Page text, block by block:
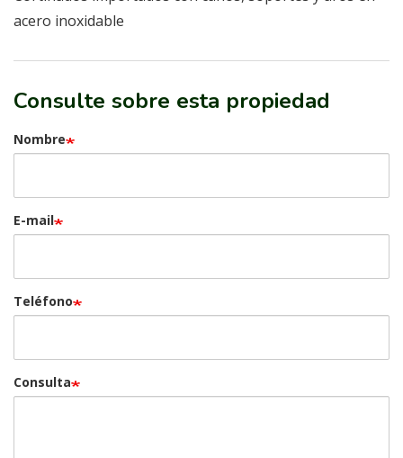
acero inoxidable
Consulte sobre esta propiedad
Nombre
E-mail
Teléfono
Consulta